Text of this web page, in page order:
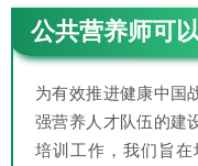
公共营养师可
为有效推进健康中国
强营养人才队伍的建
培训工作，我们旨